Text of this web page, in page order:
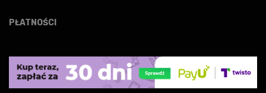
PŁATNOŚCI